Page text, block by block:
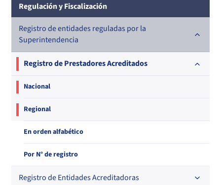
Regulación y Fiscalización
Registro de entidades reguladas por la
Superintendencia
Registro de Prestadores Acreditados
Nacional
Regional
En orden alfabético
Por N° de registro
Registro de Entidades Acreditadoras